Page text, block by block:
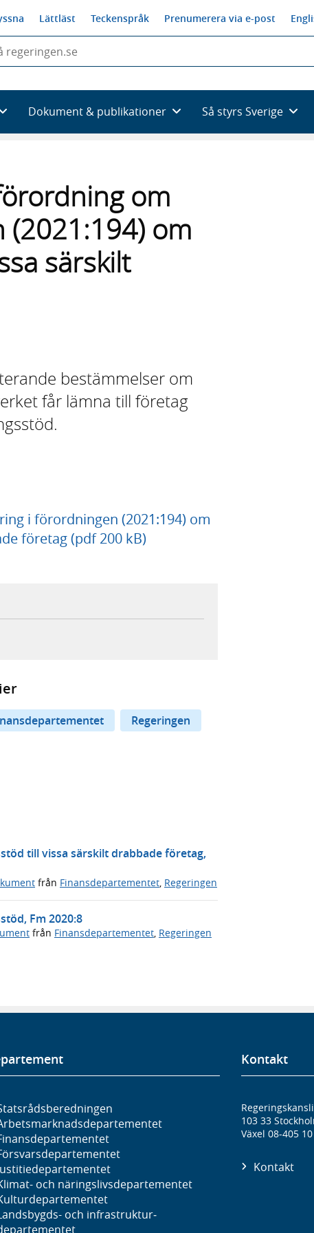
Lättläst Teckenspråk Prenumerera via e-post
Dokument & publikationer Så styrs Sverige
om
om
särskilt
bestämmelser om
får lämna till företag
i förordningen (2021:194) om
företag (pdf 200 kB)
webbplats,
e-postklient,
Regeringen
till vissa särskilt drabbade företag,
från Finansdepartementet, Regeringen
Fm 2020:8
från Finansdepartementet, Regeringen
och näringslivs­departementet
och infrastruktur­
Kontakt
103 33
Växel 08-405
Kontakt